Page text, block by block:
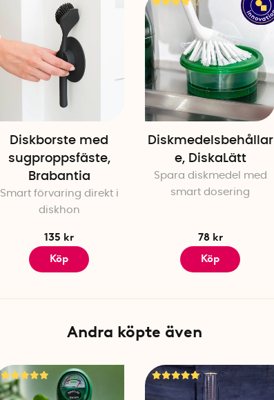
Diskborste med
sugproppsfäste,
Brabantia
Smart förvaring direkt i
diskhon
135 kr
Köp
Diskmedelsbehållar
e, DiskaLätt
Spara diskmedel med
smart dosering
78 kr
Köp
Andra köpte även